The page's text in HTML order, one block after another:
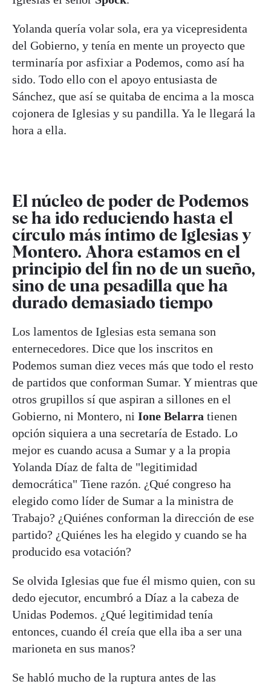
Yolanda quería volar sola, era ya vicepresidenta
del Gobierno, y tenía en mente un proyecto que
terminaría por asfixiar a Podemos, como así ha
sido. Todo ello con el apoyo entusiasta de
Sánchez, que así se quitaba de encima a la mosca
cojonera de Iglesias y su pandilla. Ya le llegará la
hora a ella.
El núcleo de poder de Podemos
se ha ido reduciendo hasta el
círculo más íntimo de Iglesias y
Montero. Ahora estamos en el
principio del fin no de un sueño,
sino de una pesadilla que ha
durado demasiado tiempo
Los lamentos de Iglesias esta semana son
enternecedores. Dice que los inscritos en
Podemos suman diez veces más que todo el resto
de partidos que conforman Sumar. Y mientras que
otros grupillos sí que aspiran a sillones en el
Gobierno, ni Montero, ni Ione Belarra tienen
opción siquiera a una secretaría de Estado. Lo
mejor es cuando acusa a Sumar y a la propia
Yolanda Díaz de falta de "legitimidad
democrática" Tiene razón. ¿Qué congreso ha
elegido como líder de Sumar a la ministra de
Trabajo? ¿Quiénes conforman la dirección de ese
partido? ¿Quiénes les ha elegido y cuando se ha
producido esa votación?
Se olvida Iglesias que fue él mismo quien, con su
dedo ejecutor, encumbró a Díaz a la cabeza de
Unidas Podemos. ¿Qué legitimidad tenía
entonces, cuando él creía que ella iba a ser una
marioneta en sus manos?
Se habló mucho de la ruptura antes de las